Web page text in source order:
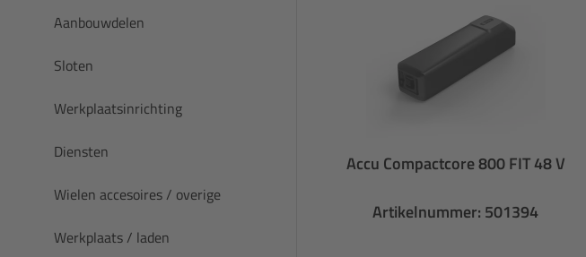
Aanbouwdelen
Sloten
Werkplaatsinrichting
Diensten
Wielen accesoires / overige
Werkplaats / laden
Accu Compactcore 800 FIT 48 V
Artikelnummer: 501394